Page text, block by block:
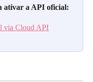
ativar a API oficial:
via Cloud API